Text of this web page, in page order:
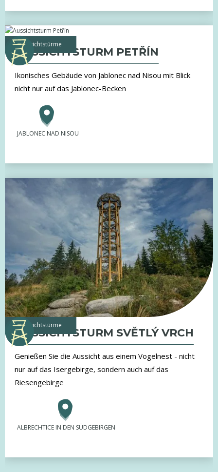
Aussichtstürme
AUSSICHTSTURM PETŘÍN
Ikonisches Gebäude von Jablonec nad Nisou mit Blick
nicht nur auf das Jablonec-Becken
JABLONEC NAD NISOU
Aussichtstürme
AUSSICHTSTURM SVĚTLÝ VRCH
Genießen Sie die Aussicht aus einem Vogelnest - nicht
nur auf das Isergebirge, sondern auch auf das
Riesengebirge
ALBRECHTICE IN DEN SÜDGEBIRGEN